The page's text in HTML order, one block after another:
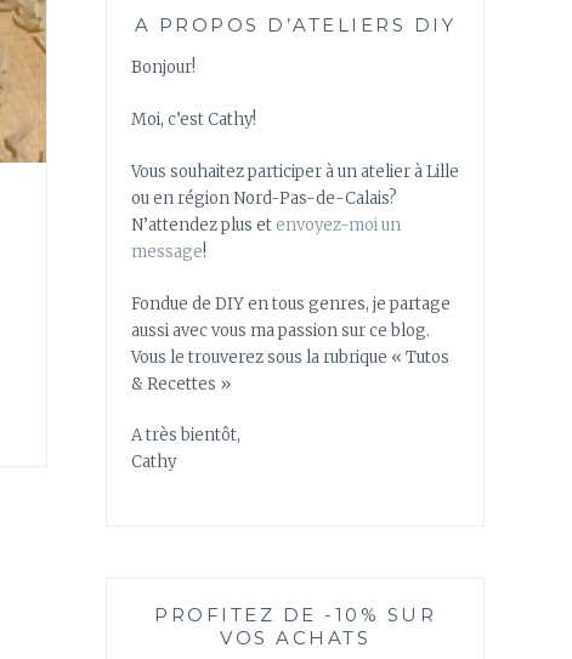
A PROPOS D’ATELIERS DIY
Bonjour!
Moi, c’est Cathy!
Vous souhaitez participer à un atelier à Lille
ou en région Nord-Pas-de-Calais?
N’attendez plus et envoyez-moi un
message!
Fondue de DIY en tous genres, je partage
aussi avec vous ma passion sur ce blog.
Vous le trouverez sous la rubrique « Tutos
& Recettes »
A très bientôt,
Cathy
PROFITEZ DE -10% SUR
VOS ACHATS